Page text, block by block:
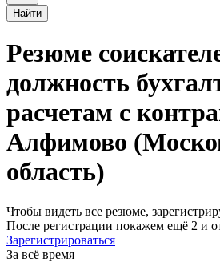
Найти
Резюме
должность
расчетам с
Алфимово
область)
Чтобы видеть все резюме,
После регистрации покажем ещё 2 и
Зарегистрироваться
За всё время